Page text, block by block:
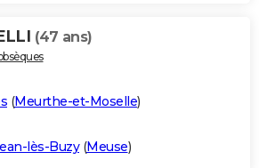
(47 ans)
(Meurthe-et-Moselle)
lès-Buzy(Meuse)